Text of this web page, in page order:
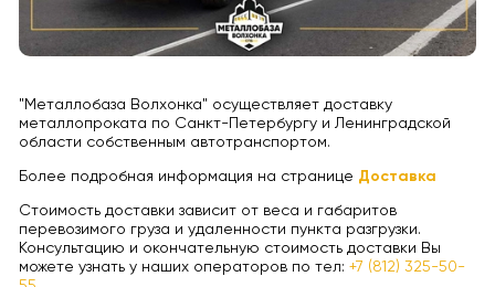
"Металлобаза Волхонка" осуществляет доставку
металлопроката по Санкт-Петербургу и Ленинградской
области собственным автотранспортом.
Более подробная информация на странице Доставка
Стоимость доставки зависит от веса и габаритов
перевозимого груза и удаленности пункта разгрузки.
Консультацию и окончательную стоимость доставки Вы
можете узнать у наших операторов по тел: +7 (812) 325-50-